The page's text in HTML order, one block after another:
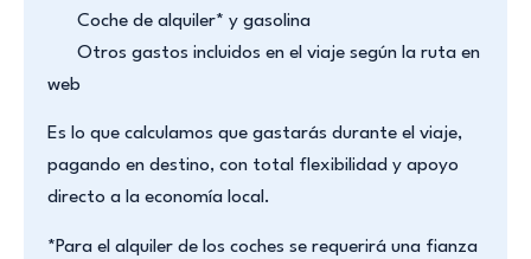
Coche de alquiler* y gasolina
Otros gastos incluidos en el viaje según la ruta en
web
Es lo que calculamos que gastarás durante el viaje,
pagando en destino, con total flexibilidad y apoyo
directo a la economía local.
*Para el alquiler de los coches se requerirá una fianza